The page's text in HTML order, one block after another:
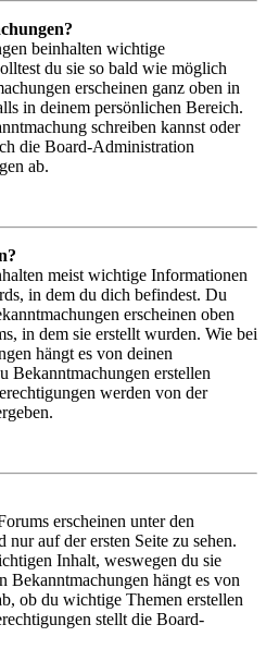
beinhalten wichtige
du sie so bald wie möglich
erscheinen ganz oben in
in deinem persönlichen Bereich.
schreiben kannst oder
die Board-Administration
ab.
meist wichtige Informationen
in dem du dich befindest. Du
erscheinen oben
in dem sie erstellt wurden. Wie bei
hängt es von deinen
Bekanntmachungen erstellen
werden von der
erscheinen unter den
auf der ersten Seite zu sehen.
Inhalt, weswegen du sie
Bekanntmachungen hängt es von
ob du wichtige Themen erstellen
stellt die Board-